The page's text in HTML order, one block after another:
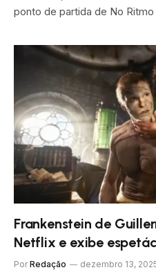
ponto de partida de No
Frankenstein de
Netflix e exibe
Por Redação dezembro 13,